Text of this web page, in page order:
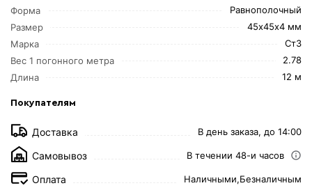
Форма
Равнополочный
Размер
45х45х4 мм
Марка
Ст3
Вес 1 погонного метра
2.78
Длина
12 м
Покупателям
Доставка В день заказа, до 14:00
Самовывоз В течении 48-и часов
Оплата Наличными,Безналичным